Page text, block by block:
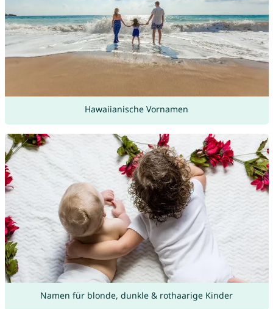
Hawaiianische Vornamen
Namen für blonde, dunkle & rothaarige Kinder